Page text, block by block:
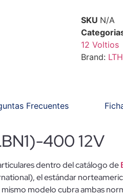
SKU N/A
12 Voltios
Brand: LTH
Frecuentes
400 12V
dentro del catálogo de
el estándar
modelo cubra ambas